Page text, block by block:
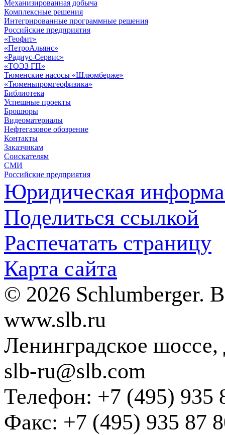
Механизированная добыча
Комплексные решения
Интегрированные программные решения
Российские предприятия
«Геофит»
«ПетроАльянс»
«Радиус-Сервис»
«ТОЭЗ ГП»
Тюменские насосы «Шлюмберже»
«Тюменьпромгеофизика»
Библиотека
Успешные проекты
Брошюры
Видеоматериалы
Нефтегазовое обозрение
Контакты
Заказчикам
Соискателям
СМИ
Российские предприятия
Юридическая
Поделиться ссылкой
Распечатать страницу
Карта сайта
© 2026 Schlumberger.
www.slb.ru
Ленинградское
slb-ru@slb.com
Телефон: +7 (495) 935
Факс: +7 (495) 935 87